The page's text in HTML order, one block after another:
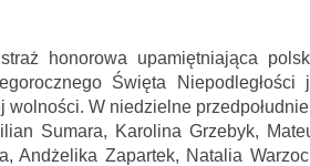
honorowa upamiętniająca
Święta Niepodległości
W niedzielne
Sumara, Karolina Grzebyk,
Andżelika Zapartek, Natalia